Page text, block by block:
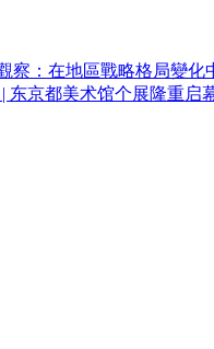
察：在地區戰略格局變化
东京都美术馆个展隆重启